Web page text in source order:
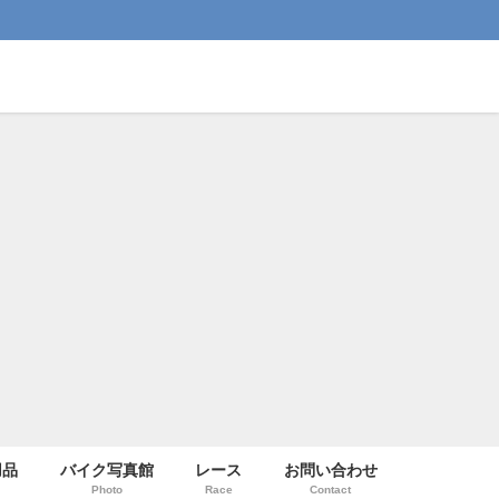
バイク写真館
Photo
レース
Race
お問い合わせ
Contact